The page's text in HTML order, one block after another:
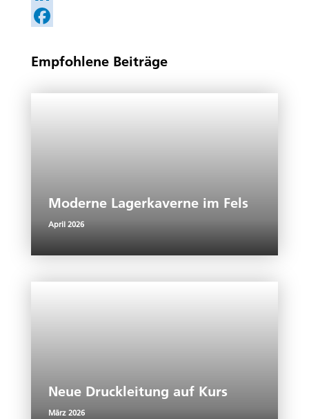
LinkedIn
Empfohlene Beiträge
Moderne Lagerkaverne im Fels
April 2026
Neue Druckleitung auf Kurs
März 2026